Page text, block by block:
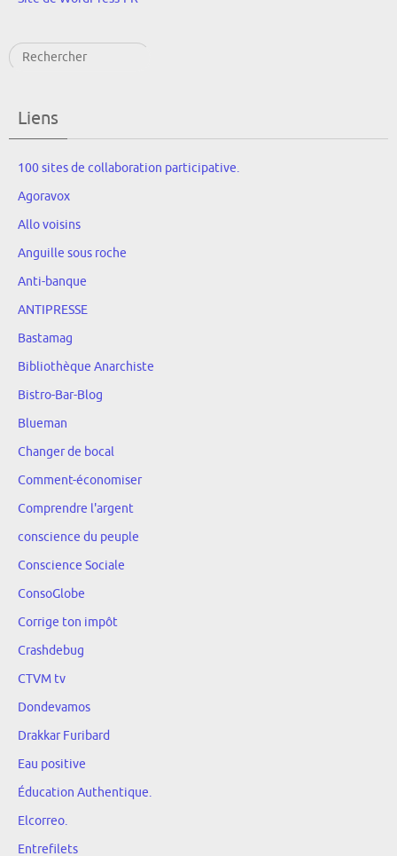
Rechercher
Liens
100 sites de collaboration participative.
Agoravox
Allo voisins
Anguille sous roche
Anti-banque
ANTIPRESSE
Bastamag
Bibliothèque Anarchiste
Bistro-Bar-Blog
Blueman
Changer de bocal
Comment-économiser
Comprendre l'argent
conscience du peuple
Conscience Sociale
ConsoGlobe
Corrige ton impôt
Crashdebug
CTVM tv
Dondevamos
Drakkar Furibard
Eau positive
Éducation Authentique.
Elcorreo.
Entrefilets